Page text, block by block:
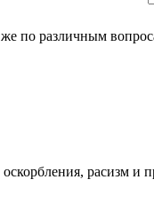
по различным
расизм